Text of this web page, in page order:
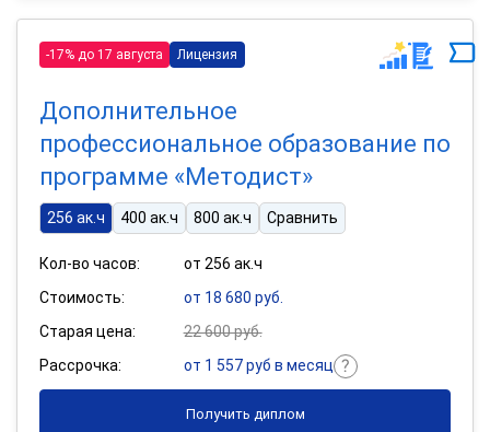
-17% до 17 августа Лицензия
Дополнительное
профессиональное образование по
программе «Методист»
256 ак.ч 400 ак.ч 800 ак.ч Сравнить
Кол-во часов:
от 256 ак.ч
Стоимость:
от 18 680 руб.
Старая цена:
22 600 руб.
Рассрочка:
от 1 557 руб в месяц
Получить диплом